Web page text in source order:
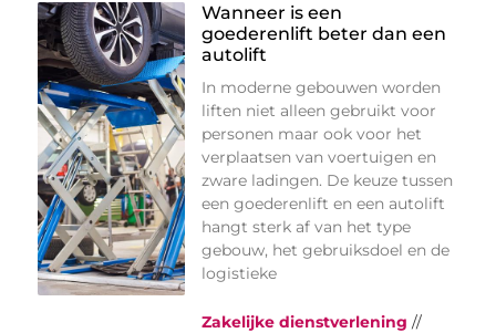
Wanneer is een
goederenlift beter dan een
autolift
In moderne gebouwen worden
liften niet alleen gebruikt voor
personen maar ook voor het
verplaatsen van voertuigen en
zware ladingen. De keuze tussen
een goederenlift en een autolift
hangt sterk af van het type
gebouw, het gebruiksdoel en de
logistieke
Zakelijke dienstverlening //